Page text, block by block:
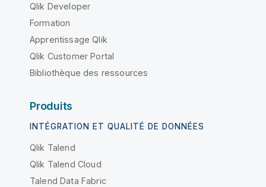
Qlik Developer
Formation
Apprentissage Qlik
Qlik Customer Portal
Bibliothèque des ressources
Produits
INTÉGRATION ET QUALITÉ DE DONNÉES
Qlik Talend
Qlik Talend Cloud
Talend Data Fabric